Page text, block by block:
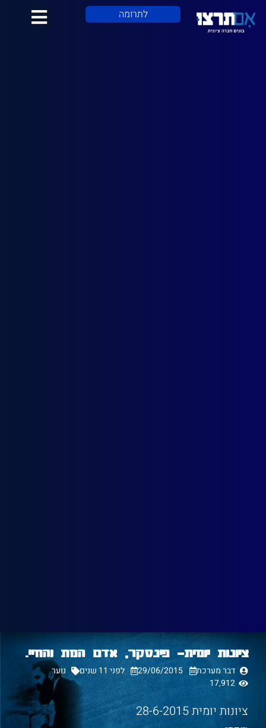
לתרומה
ציונות יומית- פינסקר, אדם המת והחיי.
דבר מערכת 29/06/2015 לפני 11 שנים
נוער
17,912
ציונות יומית 28-6-2015